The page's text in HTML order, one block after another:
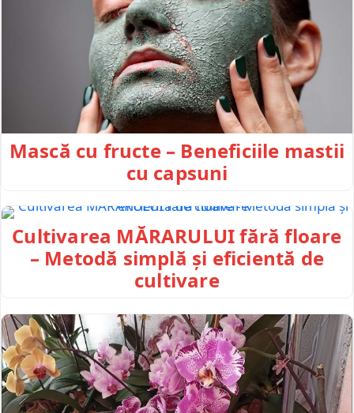
Mască cu fructe – Beneficiile mastii
cu capsuni
Cultivarea MĂRARULUI fără floare
– Metodă simplă și eficientă de
cultivare